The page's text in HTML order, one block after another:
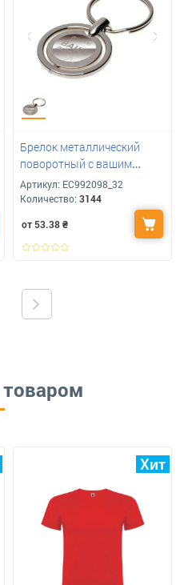
Брелок металлический
поворотный с вашим
логотипом 35 мм
Артикул: ЕС992098_32
Количество: 3144
от 53.38₴